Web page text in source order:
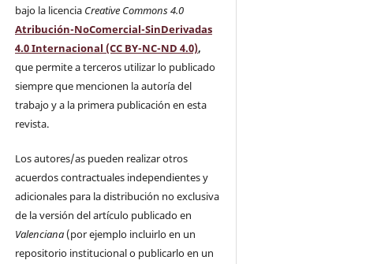
bajo la licencia Creative Commons 4.0
Atribución-NoComercial-SinDerivadas
4.0 Internacional (CC BY-NC-ND 4.0),
que permite a terceros utilizar lo publicado
siempre que mencionen la autoría del
trabajo y a la primera publicación en esta
revista.
Los autores/as pueden realizar otros
acuerdos contractuales independientes y
adicionales para la distribución no exclusiva
de la versión del artículo publicado en
Valenciana (por ejemplo incluirlo en un
repositorio institucional o publicarlo en un